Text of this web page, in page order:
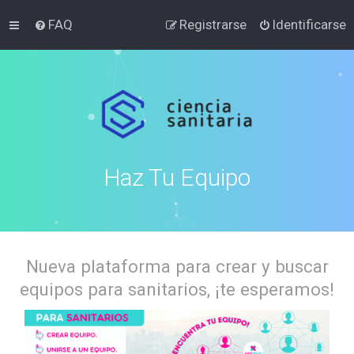
FAQ Identificarse
Registrarse
Haz Tu Equipo
Nueva plataforma para crear y buscar
equipos para sanitarios, ¡te esperamos!